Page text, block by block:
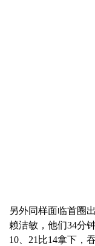
另外同样面临首圈
赖洁敏，他们34分
10、21比14拿下，